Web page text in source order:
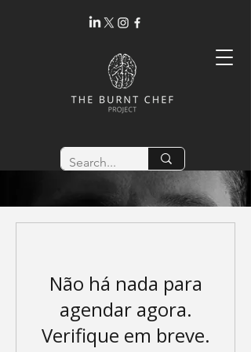
Não há nada para
agendar agora.
Verifique em breve.